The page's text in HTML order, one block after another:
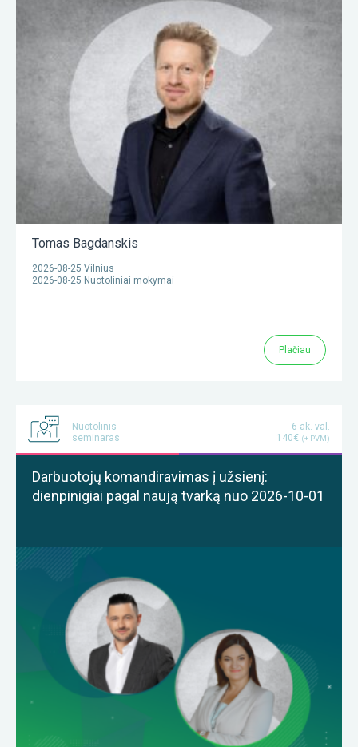
Tomas Bagdanskis
2026-08-25 Vilnius
2026-08-25 Nuotoliniai mokymai
Plačiau
Nuotolinis
seminaras
6 ak. val.
140€ (+ PVM)
Darbuotojų komandiravimas į užsienį:
dienpinigiai pagal naują tvarką nuo 2026-10-01